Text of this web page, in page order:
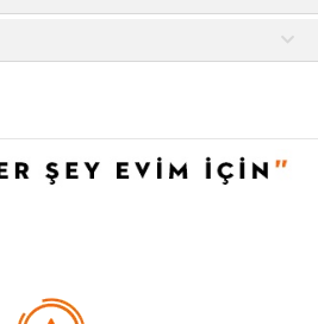
maksimum 40 °C'de yıkayınız.
kimyasal maddeler kullanılmamalıdır.
ortam ve dijital düzenlemelere bağlı